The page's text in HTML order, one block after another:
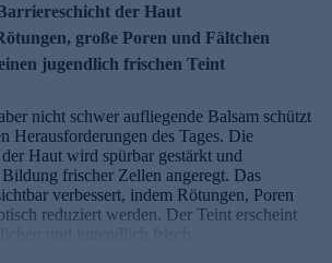
der Haut
große Poren und Fältchen
jugendlich frischen Teint
nicht schwer aufliegende Balsam schützt
Herausforderungen des Tages. Die
Haut wird spürbar gestärkt und
frischer Zellen angeregt. Das
verbessert, indem Rötungen, Poren
reduziert werden. Der Teint erscheint
und jugendlich frisch.